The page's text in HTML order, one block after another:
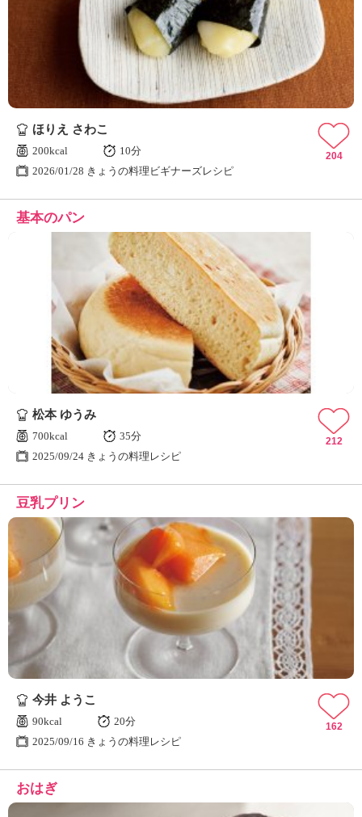
ほりえ さわこ
200kcal
10分
2026/01/28 きょうの料理ビギナーズレシピ
204
基本のパン
松本 ゆうみ
700kcal
35分
2025/09/24 きょうの料理レシピ
212
豆乳プリン
今井 ようこ
90kcal
20分
2025/09/16 きょうの料理レシピ
162
おはぎ